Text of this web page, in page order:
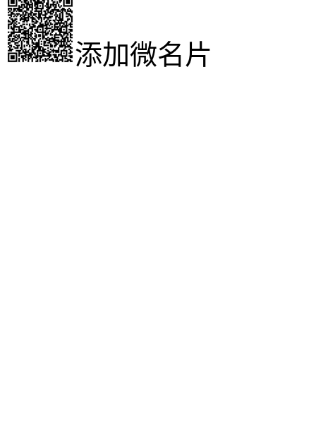
添加微名片